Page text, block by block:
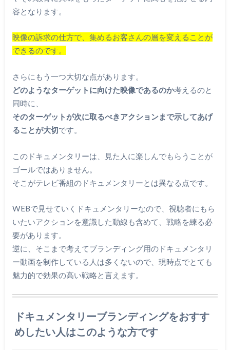
容となります。
映像の訴求の仕方で、集めるお客さんの層を変えることが
できるのです。
さらにもう一つ大切な点があります。
どのようなターゲットに向けた映像であるのか考えるのと
同時に、
そのターゲットが次に取るべきアクションまで示してあげ
ることが大切です。
このドキュメンタリーは、見た人に楽しんでもらうことが
ゴールではありません。
そこがテレビ番組のドキュメンタリーとは異なる点です。
WEBで見せていくドキュメンタリーなので、視聴者にもら
いたいアクションを意識した動線も含めて、戦略を練る必
要があります。
逆に、そこまで考えてブランディング用のドキュメンタリ
ー動画を制作している人は多くないので、現時点でとても
魅力的で効果の高い戦略と言えます。
ドキュメンタリーブランディングをおすす
めしたい人はこのような方です